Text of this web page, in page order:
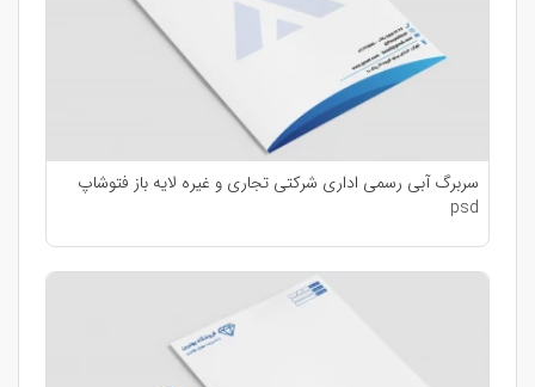
سربرگ آبی رسمی اداری شرکتی تجاری و غیره لایه باز فتوشاپ
psd